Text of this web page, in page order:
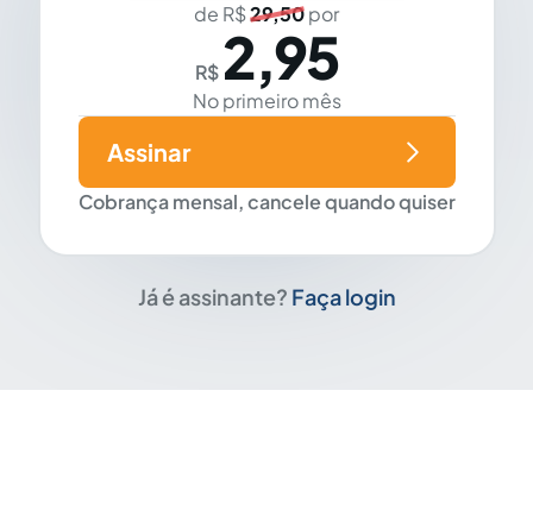
de R$29,50por
R$ 2,95
No primeiro mês
Cobrança mensal, cancele quando quiser
Assinar
Já é assinante? Faça login